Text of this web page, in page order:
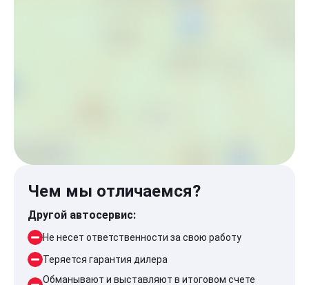
Чем мы отличаемся?
Другой автосервис:
Не несет ответственности за свою работу
Теряется гарантия дилера
Обманывают и выставляют в итоговом счете